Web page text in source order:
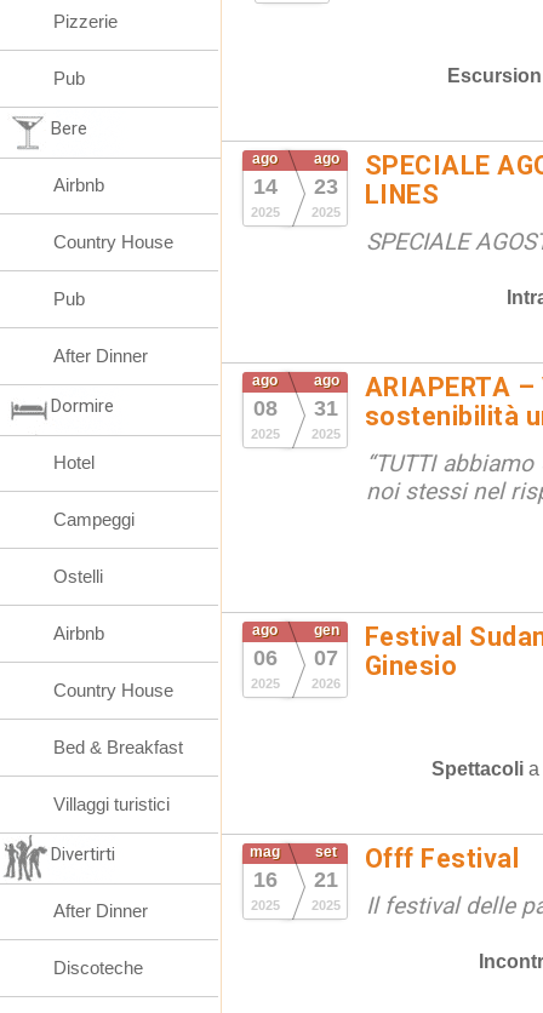
ago
14
2025
ago
23
2025
SPECIALE
LINES
SPECIALE
ago
08
2025
ago
31
2025
ARIAPERTA
sostenibilità
“TUTTI
noi stessi nel
ago
06
2025
gen
07
2026
Festival
Ginesio
Spettacoli a
mag
16
2025
set
21
2025
Offf Festival
Il festival delle
Pizzerie
Pub
Bere
Airbnb
Country House
Pub
After Dinner
Dormire
Hotel
Campeggi
Ostelli
Airbnb
Country House
Bed & Breakfast
Villaggi turistici
Divertirti
After Dinner
Discoteche